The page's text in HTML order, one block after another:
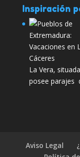
Inspiración
La Vera,
posee parajes
Aviso Legal